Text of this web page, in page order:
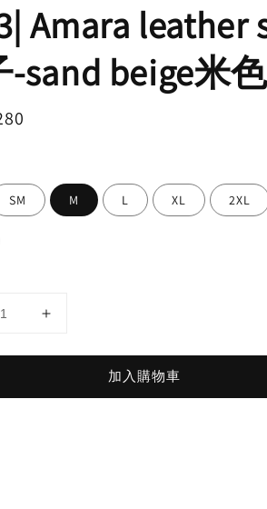
Amara leather
-sand beige米色
SM M L XL 2XL
加入購物車